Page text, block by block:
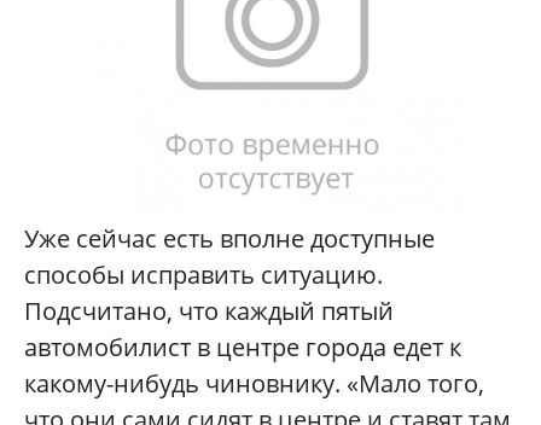
Уже сейчас есть вполне доступные
способы исправить ситуацию.
Подсчитано, что каждый пятый
автомобилист в центре города едет к
какому-нибудь чиновнику. «Мало того,